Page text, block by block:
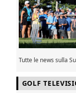
Tutte le news sulla
GOLF